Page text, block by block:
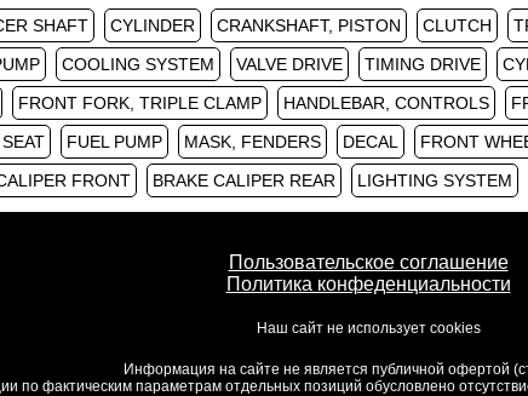
SHAFT CYLINDER CRANKSHAFT, PISTON CLUTCH
COOLING SYSTEM VALVE DRIVE TIMING DRIVE
FRONT FORK, TRIPLE CLAMP HANDLEBAR, CONTROLS
FUEL PUMP MASK, FENDERS DECAL FRONT
FRONT BRAKE CALIPER REAR LIGHTING SYSTEM
Пользовательское соглашение
Политика конфеденциальности
Наш сайт не использует cookies
Информация на сайте не является публичной офертой
по фактическим параметрам отдельных позиций обусловлено